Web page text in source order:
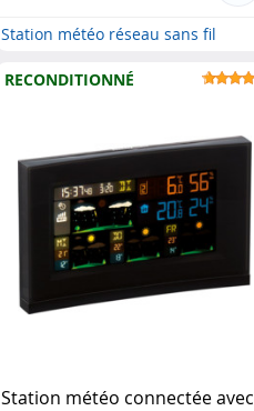
Station météo réseau sans fil
RECONDITIONNÉ
Station météo connectée avec